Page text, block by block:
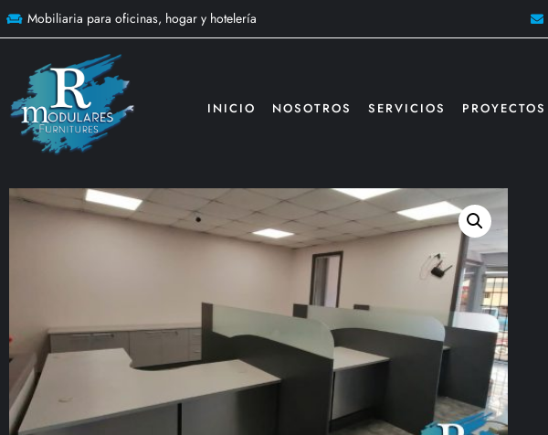
Mobiliaria para oficinas, hogar y hotelería
INICIO NOSOTROS SERVICIOS PROYECTOS